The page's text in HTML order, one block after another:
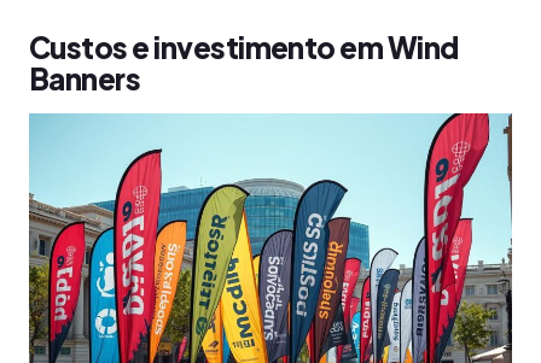
Custos e investimento em Wind
Banners